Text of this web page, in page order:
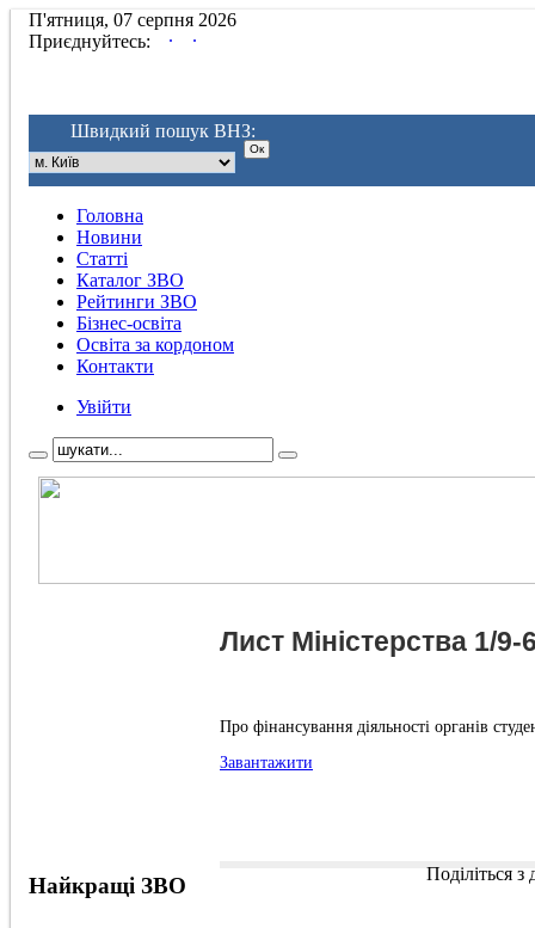
П'ятниця, 07 серпня 2026
Приєднуйтесь:
. .
Швидкий пошук ВНЗ:
Головна
Новини
Статті
Каталог ЗВО
Рейтинги ЗВО
Бізнес-освіта
Освіта за кордоном
Контакти
Увійти
Лист Міністерства 1/9-
Про фінансування діяльності органів
Завантажити
Поділіться
Найкращі ЗВО